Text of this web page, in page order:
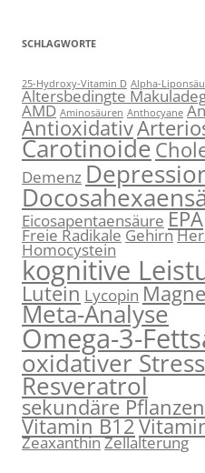
SCHLAGWORTE
25-Hydroxy-Vitamin D Alpha-
Altersbedingte
AMD Aminosäuren Anthocyane
Antioxidativ
Carotinoide
Demenz
Eicosapentaensäure EPA
Freie RadikaleGehirn
Homocystein
kognitive
Lutein Lycopin
Meta-Analyse
Omega-3-
oxidativer Stress
Resveratrol
sekundäre
Vitamin B12
ZeaxanthinZellalterung